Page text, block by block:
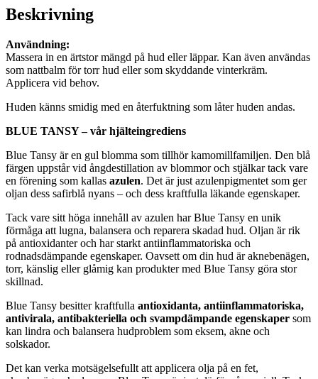
Beskrivning
Användning:
Massera in en ärtstor mängd på hud eller läppar. Kan även användas
som nattbalm för torr hud eller som skyddande vinterkräm.
Applicera vid behov.
Huden känns smidig med en återfuktning som låter huden andas.
BLUE TANSY – vår hjälteingrediens
Blue Tansy är en gul blomma som tillhör kamomillfamiljen. Den blå
färgen uppstår vid ångdestillation av blommor och stjälkar tack vare
en förening som kallas azulen. Det är just azulenpigmentet som ger
oljan dess safirblå nyans – och dess kraftfulla läkande egenskaper.
Tack vare sitt höga innehåll av azulen har Blue Tansy en unik
förmåga att lugna, balansera och reparera skadad hud. Oljan är rik
på antioxidanter och har starkt antiinflammatoriska och
rodnadsdämpande egenskaper. Oavsett om din hud är aknebenägen,
torr, känslig eller glåmig kan produkter med Blue Tansy göra stor
skillnad.
Blue Tansy besitter kraftfulla antioxidanta, antiinflammatoriska,
antivirala, antibakteriella och svampdämpande egenskaper som
kan lindra och balansera hudproblem som eksem, akne och
solskador.
Det kan verka motsägelsefullt att applicera olja på en fet,